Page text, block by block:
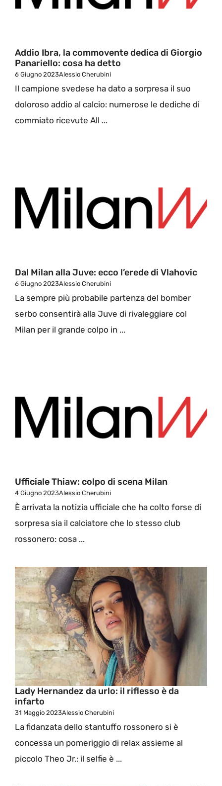
Addio Ibra, la commovente dedica di Giorgio
Panariello: cosa ha detto
6 Giugno 2023Alessio Cherubini
Il campione svedese ha dato a sorpresa il suo
doloroso addio al calcio: numerose le dediche di
commiato ricevute All ...
Dal Milan alla Juve: ecco l’erede di Vlahovic
6 Giugno 2023Alessio Cherubini
La sempre più probabile partenza del bomber
serbo consentirà alla Juve di rivaleggiare col
Milan per il grande colpo in ...
Ufficiale Thiaw: colpo di scena Milan
4 Giugno 2023Alessio Cherubini
È arrivata la notizia ufficiale che ha colto forse di
sorpresa sia il calciatore che lo stesso club
rossonero: cosa ...
Lady Hernandez da urlo: il riflesso è da
infarto
31 Maggio 2023Alessio Cherubini
La fidanzata dello stantuffo rossonero si è
concessa un pomeriggio di relax assieme al
piccolo Theo Jr.: il selfie è ...